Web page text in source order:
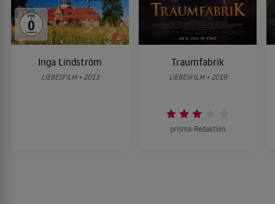
Inga Lindström
LIEBESFILM • 2013
Traumfabrik
LIEBESFILM • 2019
prisma-Redaktion